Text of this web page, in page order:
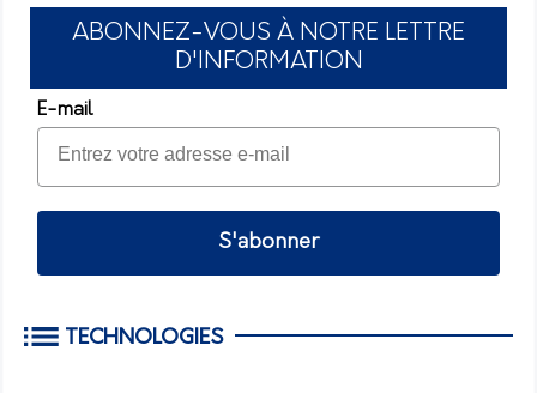
ABONNEZ-VOUS À NOTRE LETTRE
D'INFORMATION
E-mail
S'abonner
TECHNOLOGIES